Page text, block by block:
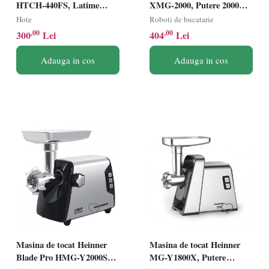
HTCH-440FS, Latime
60cm, Putere de absorbtie
325mc/h, 1 motor, Inox
Hote
300,00 Lei
Adauga in cos
XMG-2000, Putere 2000W,
Capacitate de tocare:
2kg/min, Cutit din inox,
Functie reverse, Accesoriu
pentru kibbe si carnati,
Aluminiu
Roboti de bucatarie
404,00 Lei
Adauga in cos
Masina de tocat Heinner
Blade Pro HMG-Y2000SS,
Masina de tocat Heinner
MG-Y1800X, Putere